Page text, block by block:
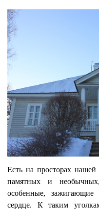
Есть на просторах
памятных и
особенные,
сердце. К таким